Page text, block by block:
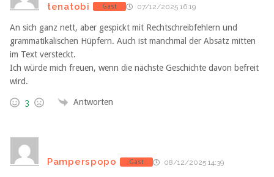
tenatobi Gast 07/12/2025 16:19
An sich ganz nett, aber gespickt mit Rechtschreibfehlern und
grammatikalischen Hüpfern. Auch ist manchmal der Absatz mitten
im Text versteckt.
Ich würde mich freuen, wenn die nächste Geschichte davon befreit
wird.
3 Antworten
Pamperspopo Gast 08/12/2025 14:39